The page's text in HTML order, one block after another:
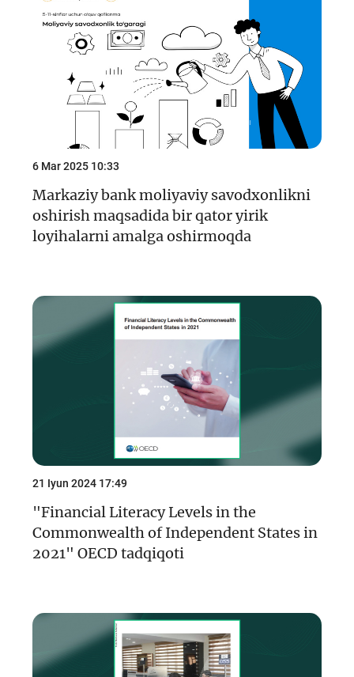
6 Mar 2025 10:33
Markaziy bank moliyaviy savodxonlikni
oshirish maqsadida bir qator yirik
loyihalarni amalga oshirmoqda
21 Iyun 2024 17:49
"Financial Literacy Levels in the
Commonwealth of Independent States in
2021" OECD tadqiqoti